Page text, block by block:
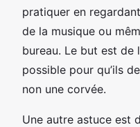
pratiquer en
de la musique ou
bureau. Le but est de
possible pour qu’ils
non une corvée.
Une autre astuce est